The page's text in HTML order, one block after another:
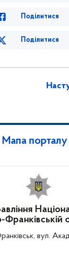
Поділитися
Поділитися
Мапа порталу
Франківській
вул.